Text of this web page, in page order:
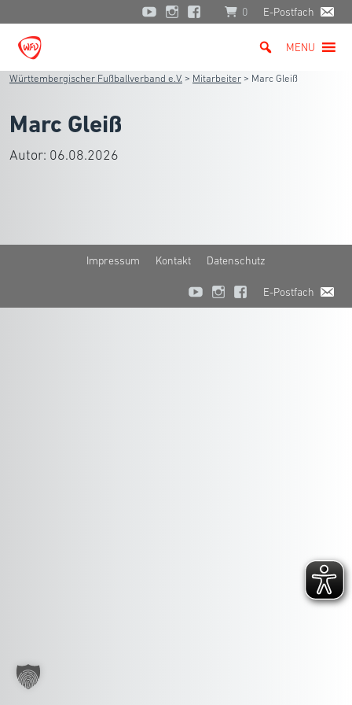
0 E-Postfach
MENU
Württembergischer Fußballverband e.V. > Mitarbeiter > Marc Gleiß
Marc Gleiß
Autor: 06.08.2026
Impressum Kontakt Datenschutz
E-Postfach